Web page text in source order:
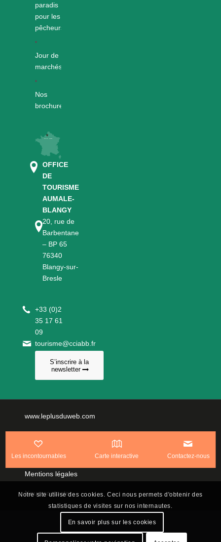
Les incontournables Carte interactive Contactez-nous
paradis
pour les
pêcheurs
Jour de
marchés
Nos
brochures
OFFICE
DE
TOURISME
AUMALE-
BLANGY
20, rue de
Barbentane
– BP 65
76340
Blangy-sur-
Bresle
+33 (0)2
35 17 61
09
tourisme@cciabb.fr
S’inscrire à la
newsletter
www.leplusduweb.com
Plan du site
Mentions légales
Nous contacter
Notre site utilise des cookies. Ceci nous permets d'obtenir des
statistiques de visites sur nos internautes.
En savoir plus sur les cookies